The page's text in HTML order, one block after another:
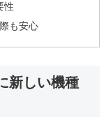
性
も安心
新しい機種